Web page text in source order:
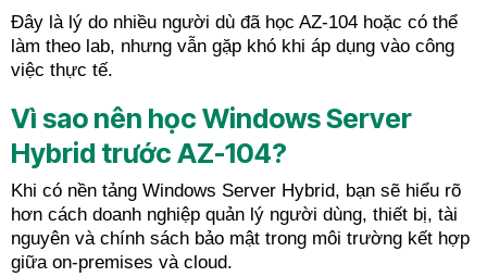
Đây là lý do nhiều người dù đã học AZ-104 hoặc có thể
làm theo lab, nhưng vẫn gặp khó khi áp dụng vào công
việc thực tế.
Vì sao nên học Windows Server
Hybrid trước AZ-104?
Khi có nền tảng Windows Server Hybrid, bạn sẽ hiểu rõ
hơn cách doanh nghiệp quản lý người dùng, thiết bị, tài
nguyên và chính sách bảo mật trong môi trường kết hợp
giữa on-premises và cloud.